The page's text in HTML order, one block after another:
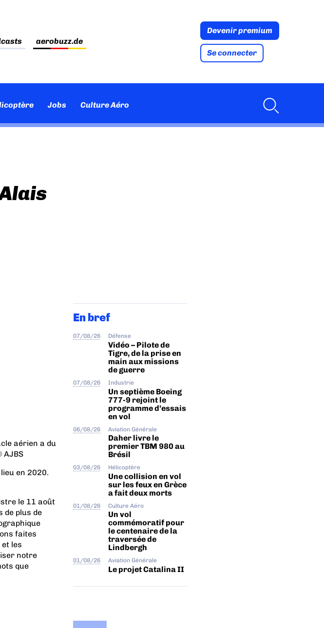
aerobuzz.de
Devenir premium
Se connecter
Jobs Culture Aéro
aérien a du
AJBS
en 2020.
le 11 août
de plus de
faites
les
notre
que
En bref
07/08/26 Défense
Vidéo – Pilote de
Tigre, de la prise en
main aux missions
de guerre
07/08/26 Industrie
Un septième Boeing
777-9 rejoint le
programme d’essais
en vol
06/08/26 Aviation Générale
Daher livre le
premier TBM 980 au
Brésil
03/08/26 Hélicoptère
Une collision en vol
sur les feux en Grèce
a fait deux morts
01/08/26 Culture Aéro
Un vol
commémoratif pour
le centenaire de la
traversée de
Lindbergh
01/08/26 Aviation Générale
Le projet Catalina II